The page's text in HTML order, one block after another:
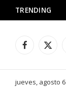
TRENDING
Facebook
X
jueves, agosto 6